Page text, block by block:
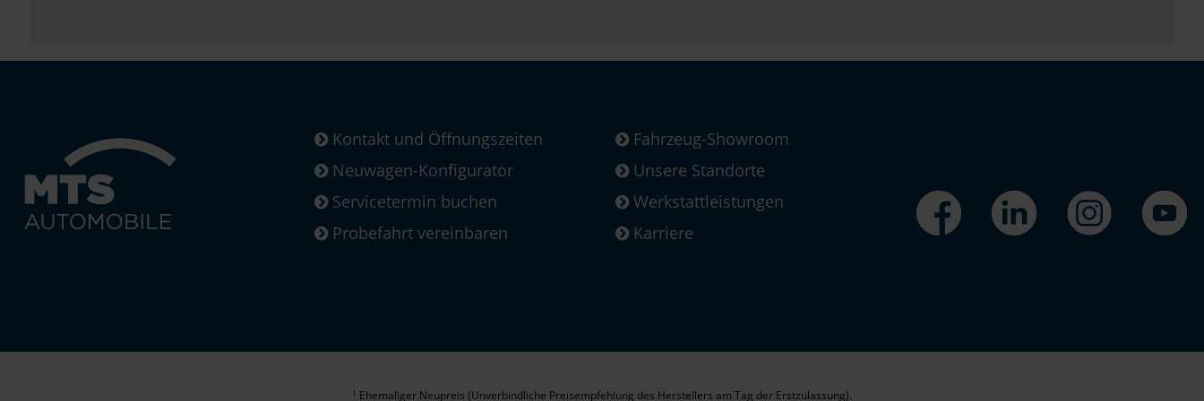
Kontakt und Öffnungszeiten
Neuwagen-Konfigurator
Servicetermin buchen
Probefahrt vereinbaren
Fahrzeug-Showroom
Unsere Standorte
Werkstattleistungen
Karriere
1 Ehemaliger Neupreis (Unverbindliche Preisempfehlung des Herstellers am Tag der Erstzulassung).